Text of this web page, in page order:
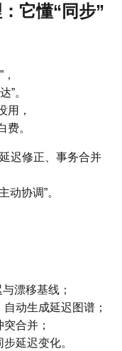
它懂“同步”
”。
用，
费。
迟修正、事务合并
动协调”。
漂移基线；
动生成延迟图谱；
合并；
延迟变化。